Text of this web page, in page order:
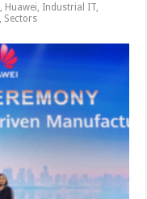
Huawei Industrial IT
Sectors